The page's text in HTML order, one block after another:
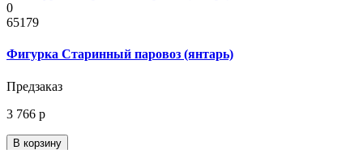
0
65179
Фигурка Старинный паровоз (янтарь)
Предзаказ
3 766 р
В корзину